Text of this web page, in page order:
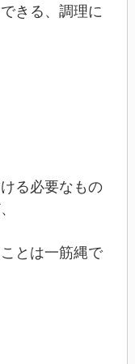
きる、調理に
る必要なもの
とは一筋縄で